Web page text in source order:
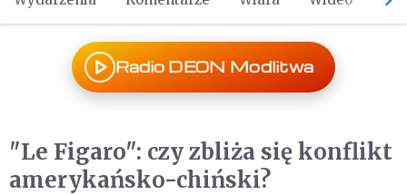
Radio DEON Modlitwa
"Le Figaro": czy zbliża się konflikt
amerykańsko-chiński?